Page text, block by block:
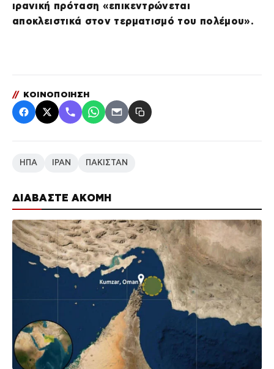
ΔΙΑΒΑΣΤΕ ΑΚΟΜΗ
ιρανική πρόταση «επικεντρώνεται
αποκλειστικά στον τερματισμό του πολέμου».
// ΚΟΙΝΟΠΟΙΗΣΗ
ΗΠΑ ΙΡΑΝ ΠΑΚΙΣΤΑΝ